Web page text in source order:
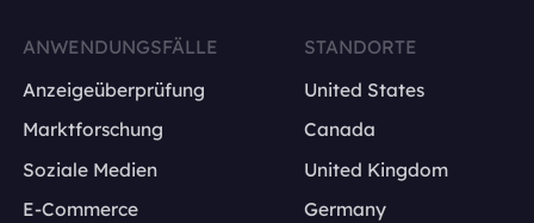
ANWENDUNGSFÄLLE
Anzeigeüberprüfung
Marktforschung
Soziale Medien
E-Commerce
STANDORTE
United States
Canada
United Kingdom
Germany